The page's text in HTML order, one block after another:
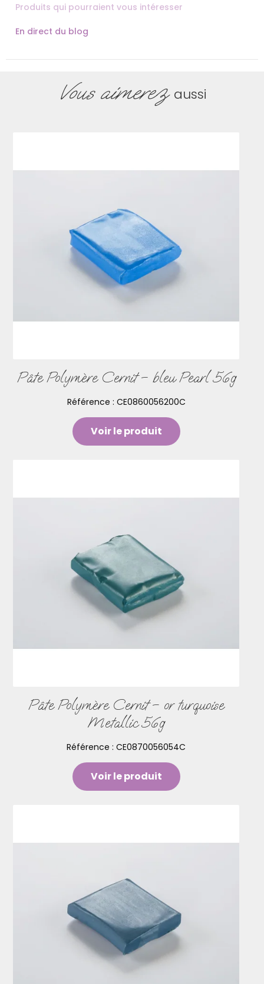
Produits qui pourraient vous intéresser
En direct du blog
Vous aimerezaussi
Pâte Polymère Cernit – bleu Pearl 56g
Référence : CE0860056200C
Voir le produit
Pâte Polymère Cernit – or turquoise
Metallic 56g
Référence : CE0870056054C
Voir le produit